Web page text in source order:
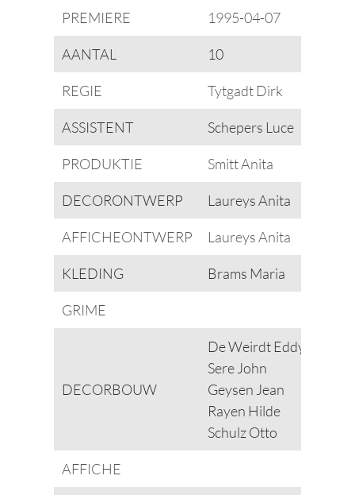
PREMIERE 1995-04-07
AANTAL 10
REGIE Tytgadt Dirk
ASSISTENT Schepers Luce
PRODUKTIE Smitt Anita
DECORONTWERP Laureys Anita
AFFICHEONTWERP Laureys Anita
KLEDING Brams Maria
GRIME
DECORBOUW
De Weirdt Eddy
Sere John
Geysen Jean
Rayen Hilde
Schulz Otto
AFFICHE